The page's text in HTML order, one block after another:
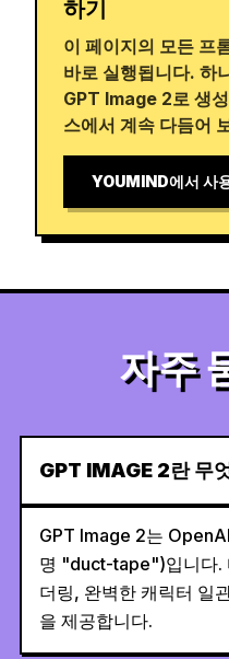
하기
이 페이지의 모든 프
바로 실행됩니다. 하
GPT Image 2로 생
스에서 계속 다듬어
YOUMIND에서 사
자주
GPT IMAGE 2란 무
GPT Image 2는
명 "duct-tape")입니다.
더링, 완벽한 캐릭터 일
을 제공합니다.